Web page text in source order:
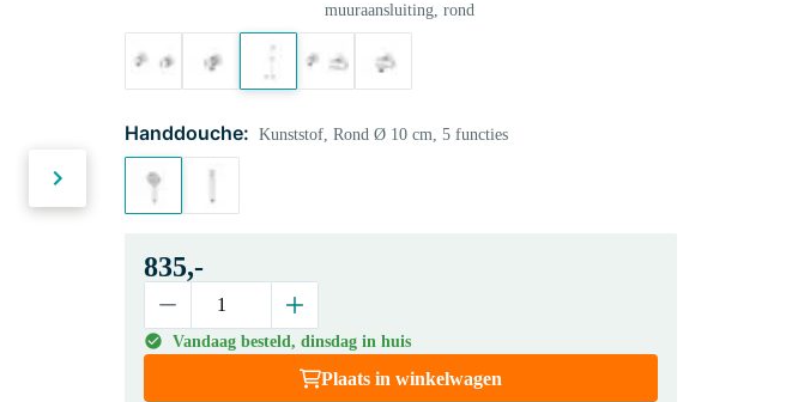
muuraansluiting, rond
Handdouche: Kunststof, Rond Ø 10 cm, 5 functies
835,-
Vandaag besteld, dinsdag in huis
Plaats in winkelwagen